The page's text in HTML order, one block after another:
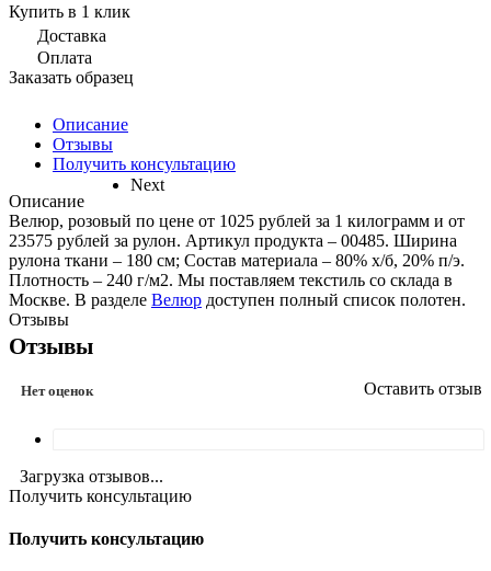
Next
Купить в 1 клик
Доставка
Оплата
Заказать образец
Описание
Отзывы
Получить консультацию
Описание
Велюр, розовый по цене от 1025 рублей за 1 килограмм и от
23575 рублей за рулон. Артикул продукта – 00485. Ширина
рулона ткани – 180 см; Состав материала – 80% х/б, 20% п/э.
Плотность – 240 г/м2. Мы поставляем текстиль со склада в
Москве. В разделе Велюр доступен полный список полотен.
Отзывы
Отзывы
Нет оценок Оставить отзыв
Загрузка отзывов...
Получить консультацию
Получить консультацию